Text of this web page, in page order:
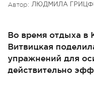
Автор: ЛЮДМИЛА
Во время отдыха в
Витвицкая
упражнений для
действительно